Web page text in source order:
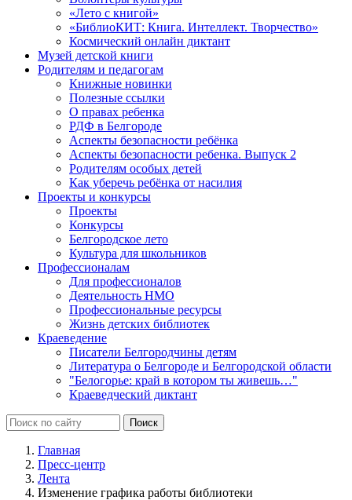
«Лето с книгой»
«БиблиоКИТ: Книга. Интеллект. Творчество»
Космический онлайн диктант
Музей детской книги
Родителям и педагогам
Книжные новинки
Полезные ссылки
О правах ребенка
РДФ в Белгороде
Аспекты безопасности ребёнка
Аспекты безопасности ребенка. Выпуск 2
Родителям особых детей
Как уберечь ребёнка от насилия
Проекты и конкурсы
Проекты
Конкурсы
Белгородское лето
Культура для школьников
Профессионалам
Для профессионалов
Деятельность НМО
Профессиональные ресурсы
Жизнь детских библиотек
Краеведение
Писатели Белгородчины детям
Литература о Белгороде и Белгородской области
"Белогорье: край в котором ты живешь…"
Краеведческий диктант
Главная
Пресс-центр
Лента
Изменение графика работы библиотеки